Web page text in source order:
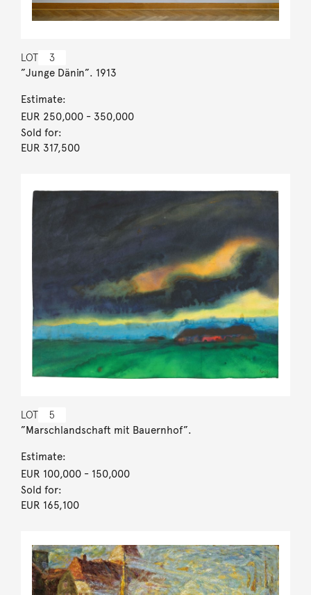
LOT 3
”Junge Dänin”. 1913
Estimate:
EUR 250,000- 350,000
Sold for:
EUR 317,500
LOT 5
”Marschlandschaft mit Bauernhof”.
Estimate:
EUR 100,000- 150,000
Sold for:
EUR 165,100